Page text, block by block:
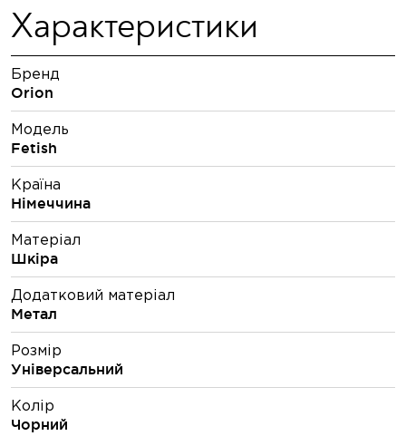
Характеристики
Бренд
Orion
Модель
Fetish
Країна
Німеччина
Матеріал
Шкіра
Додатковий матеріал
Метал
Розмір
Універсальний
Колір
Чорний